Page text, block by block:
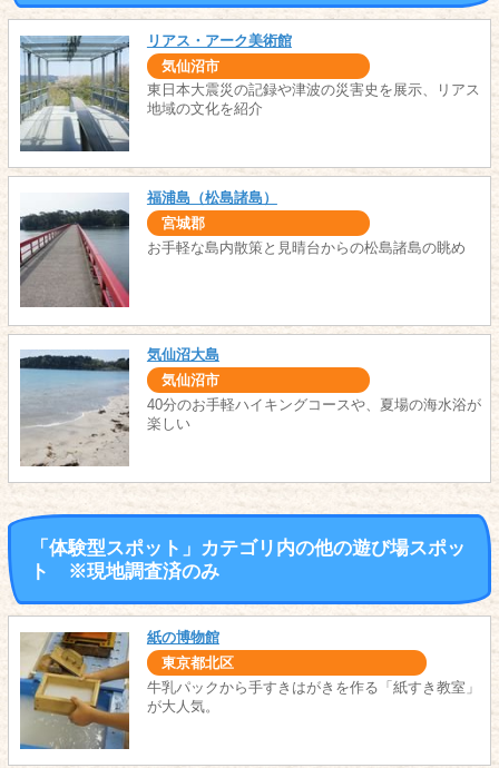
リアス・アーク美術館
気仙沼市
東日本大震災の記録や津波の災害史を展示、リアス
地域の文化を紹介
福浦島（松島諸島）
宮城郡
お手軽な島内散策と見晴台からの松島諸島の眺め
気仙沼大島
気仙沼市
40分のお手軽ハイキングコースや、夏場の海水浴が
楽しい
「体験型スポット」カテゴリ内の他の遊び場スポッ
ト ※現地調査済のみ
紙の博物館
東京都北区
牛乳パックから手すきはがきを作る「紙すき教室」
が大人気。